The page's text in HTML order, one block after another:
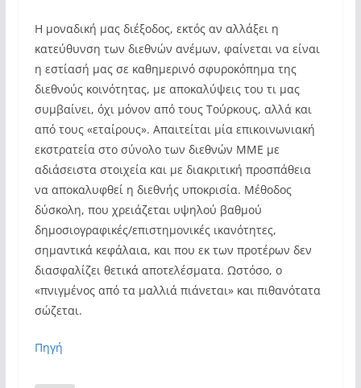
Η μοναδική μας διέξοδος, εκτός αν αλλάξει η
κατεύθυνση των διεθνών ανέμων, φαίνεται να είναι
η εστίασή μας σε καθημερινό σφυροκόπημα της
διεθνούς κοινότητας, με αποκαλύψεις του τι μας
συμβαίνει, όχι μόνον από τους Τούρκους, αλλά και
από τους «εταίρους». Απαιτείται μία επικοινωνιακή
εκστρατεία στο σύνολο των διεθνών ΜΜΕ με
αδιάσειστα στοιχεία και με διακριτική προσπάθεια
να αποκαλυφθεί η διεθνής υποκρισία. Μέθοδος
δύσκολη, που χρειάζεται υψηλού βαθμού
δημοσιογραφικές/επιστημονικές ικανότητες,
σημαντικά κεφάλαια, και που εκ των προτέρων δεν
διασφαλίζει θετικά αποτελέσματα. Ωστόσο, ο
«πνιγμένος από τα μαλλιά πιάνεται» και πιθανότατα
σώζεται.
Πηγή